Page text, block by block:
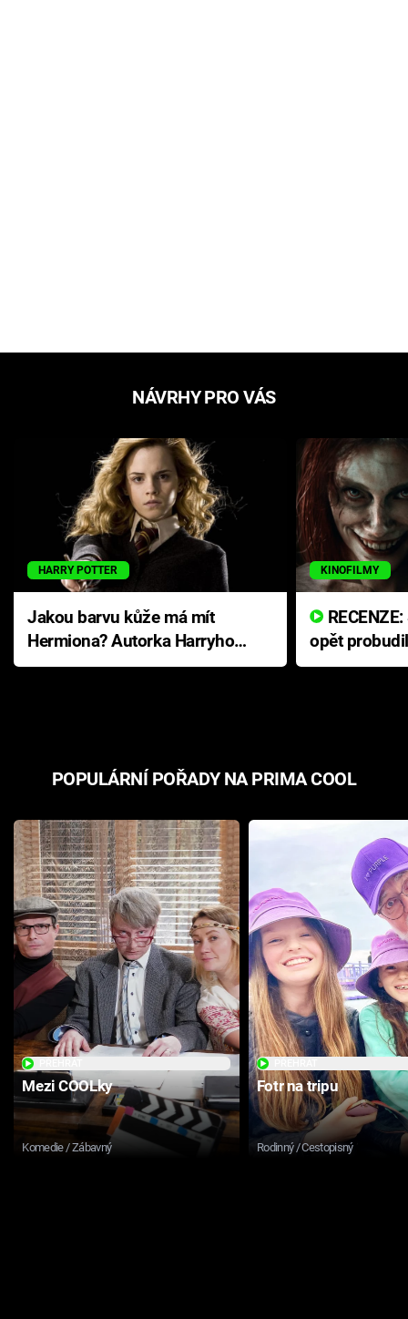
NÁVRHY PRO VÁS
HARRY POTTER
Jakou barvu kůže má mít
Hermiona? Autorka Harryho
Pottera přišla s ráznou
KINOFILMY
opět
přichází s
POPULÁRNÍ POŘADY NA PRIMA COOL
Mezi COOLky
Komedie / Zábavný
Fotr na tripu
Rodinný / Cestopisný